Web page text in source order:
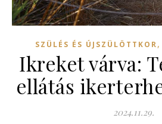
SZÜLÉS ÉS ÚJSZÜLÖTTKOR,
Ikreket várva:
ellátás
2024.11.29.